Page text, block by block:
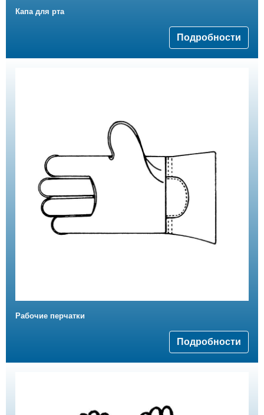
Капа для рта
Подробности
Рабочие перчатки
Подробности